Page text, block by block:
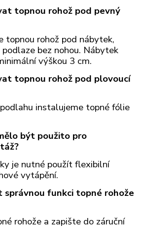
topnou rohož pod pevný
topnou rohož pod nábytek,
bez nohou. Nábytek
výškou 3 cm.
topnou rohož pod plovoucí
instalujeme topné fólie
být použito pro
je nutné použít flexibilní
vytápění.
funkci topné rohože
rohože a zapište do záruční